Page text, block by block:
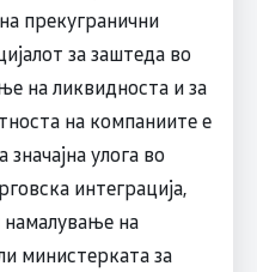
прекугранични
за заштеда во
на ликвидноста и за
на компаниите е
улога во
интеграција,
намалување на
министерката за